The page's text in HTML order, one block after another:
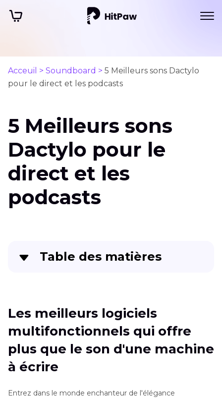
Acceuil > Soundboard > 5 Meilleurs sons Dactylo
pour le direct et les podcasts
5 Meilleurs sons
Dactylo pour le
direct et les
podcasts
Table des matières
Top 4 sons de machine à écrire à télécharger
gratuitement en ligne
Ce Qui rend HitPaw Changeur de Voix Si
Populaire
Conclusion
Les meilleurs logiciels
multifonctionnels qui offre
plus que le son d'une machine
à écrire
Entrez dans le monde enchanteur de l'élégance